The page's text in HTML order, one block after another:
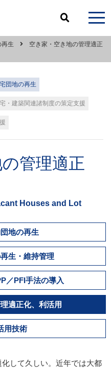
生
空き家・空き地の管理適正
団地の再生
・建築関連諸制度の策定支援
管理適正
Houses and Lot
地の再生
生・維持管理
／PFI手法の導入
適正化、利活用
用技術
して久しい。近年では大都